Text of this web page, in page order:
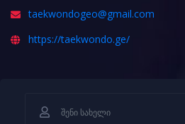
taekwondogeo@gmail.com
https://taekwondo.ge/